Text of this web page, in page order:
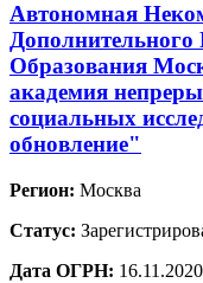
Автономная
Дополнительного
Образования
академия
социальных
обновление"
Регион: Москва
Статус:
Дата ОГРН: 16.11.2020